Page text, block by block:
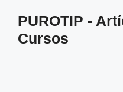
contenido
PUROTIP -
Cursos